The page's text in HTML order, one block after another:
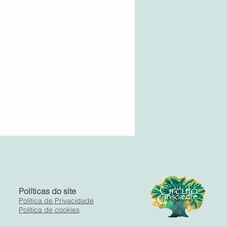
Políticas do site
Política de Privacidade
Política de cookies